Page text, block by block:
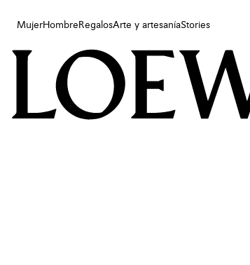
MujerHombre RegalosArte y artesaníaStories
Mujer
Arte y artesanía